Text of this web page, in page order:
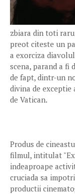
zbiara din toti
preot citeste un
a exorciza
scena, parand a fi
de fapt, dintr-un
divina de
de Vatican.
Produs de
filmul, intitulat
indeaproape
cruciada sa
productii